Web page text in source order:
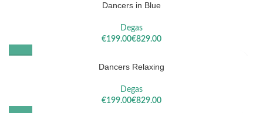
Dancers in Blue
Degas
€
€
Dancers Relaxing
Degas
€
€